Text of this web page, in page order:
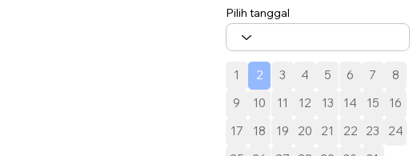
Pilih tanggal
1 2 3 4 5 6 7
8
9
10 11 12 13 14 15
16
17
18 19 20 21 22 23
24